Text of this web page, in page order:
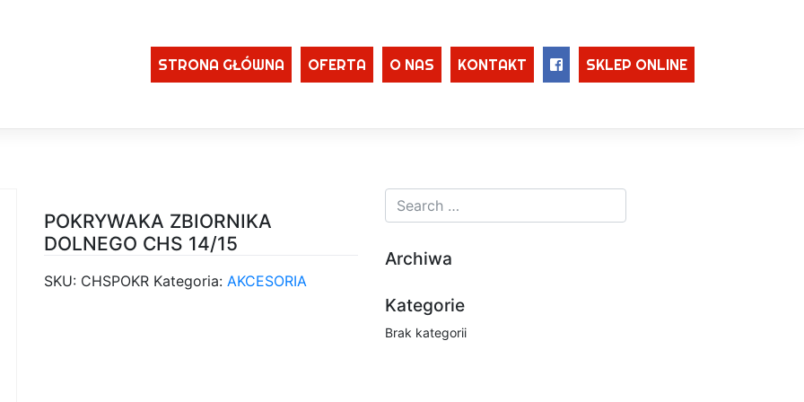
STRONA GŁÓWNA OFERTA O NAS KONTAKT SKLEP ONLINE
POKRYWAKA ZBIORNIKA
DOLNEGO CHS 14/15
SKU: CHSPOKR Kategoria: AKCESORIA
Archiwa
Kategorie
Brak kategorii